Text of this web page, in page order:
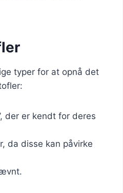
typer for at opnå det
der er kendt for deres
da disse kan påvirke